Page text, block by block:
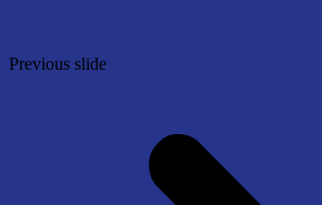
Previous slide